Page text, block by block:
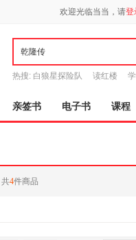
欢迎光临当当，请登
热搜: 白狼星探险队 读红楼
亲签书 电子书 课程
共4件商品